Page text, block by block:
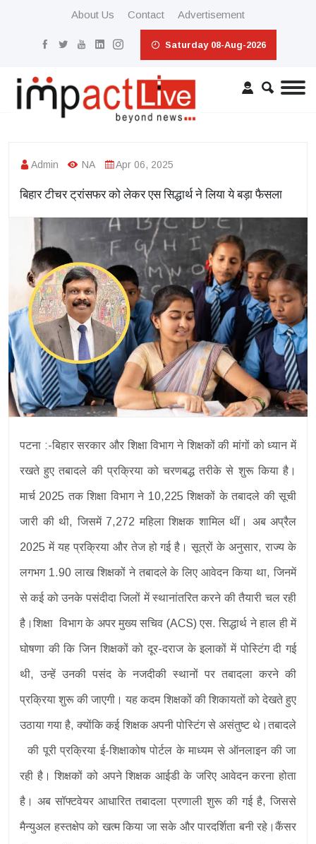
About Us Contact Advertisement
Saturday 08-Aug-2026
Admin NA Apr 06, 2025
बिहार टीचर ट्रांसफर को लेकर एस सिद्धार्थ ने लिया ये बड़ा फैसला
पटना :-बिहार सरकार और शिक्षा विभाग ने शिक्षकों की मांगों को ध्यान में
रखते हुए तबादले की प्रक्रिया को चरणबद्ध तरीके से शुरू किया है।
मार्च 2025 तक शिक्षा विभाग ने 10,225 शिक्षकों के तबादले की सूची
जारी की थी, जिसमें 7,272 महिला शिक्षक शामिल थीं। अब अप्रैल
2025 में यह प्रक्रिया और तेज हो गई है। सूत्रों के अनुसार, राज्य के
लगभग 1.90 लाख शिक्षकों ने तबादले के लिए आवेदन किया था, जिनमें
से कई को उनके पसंदीदा जिलों में स्थानांतरित करने की तैयारी चल रही
है।शिक्षा विभाग के अपर मुख्य सचिव (ACS) एस. सिद्धार्थ ने हाल ही में
घोषणा की कि जिन शिक्षकों को दूर-दराज के इलाकों में पोस्टिंग दी गई
थी, उन्हें उनकी पसंद के नजदीकी स्थानों पर तबादला करने की
प्रक्रिया शुरू की जाएगी। यह कदम शिक्षकों की शिकायतों को देखते हुए
उठाया गया है, क्योंकि कई शिक्षक अपनी पोस्टिंग से असंतुष्ट थे।तबादले
की पूरी प्रक्रिया ई-शिक्षाकोष पोर्टल के माध्यम से ऑनलाइन की जा
रही है। शिक्षकों को अपने शिक्षक आईडी के जरिए आवेदन करना होता
है। अब सॉफ्टवेयर आधारित तबादला प्रणाली शुरू की गई है, जिससे
मैन्युअल हस्तक्षेप को खत्म किया जा सके और पारदर्शिता बनी रहे।कैंसर